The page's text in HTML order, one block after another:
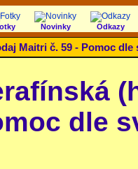
Novinky Odkazy
Maitri č. 59 - Pomoc dle
dle